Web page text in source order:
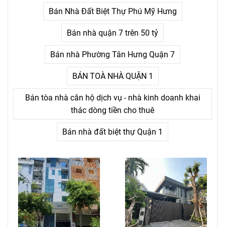
điểm kết.
Bán Nhà Đất Biệt Thự Phú Mỹ Hưng
Bán nhà quận 7 trên 50 tỷ
Bán nhà Phường Tân Hưng Quận 7
BÁN TOÀ NHÀ QUẬN 1
Bán tòa nhà căn hộ dịch vụ - nhà kinh doanh khai
thác dòng tiền cho thuê
Bán nhà đất biệt thự Quận 1